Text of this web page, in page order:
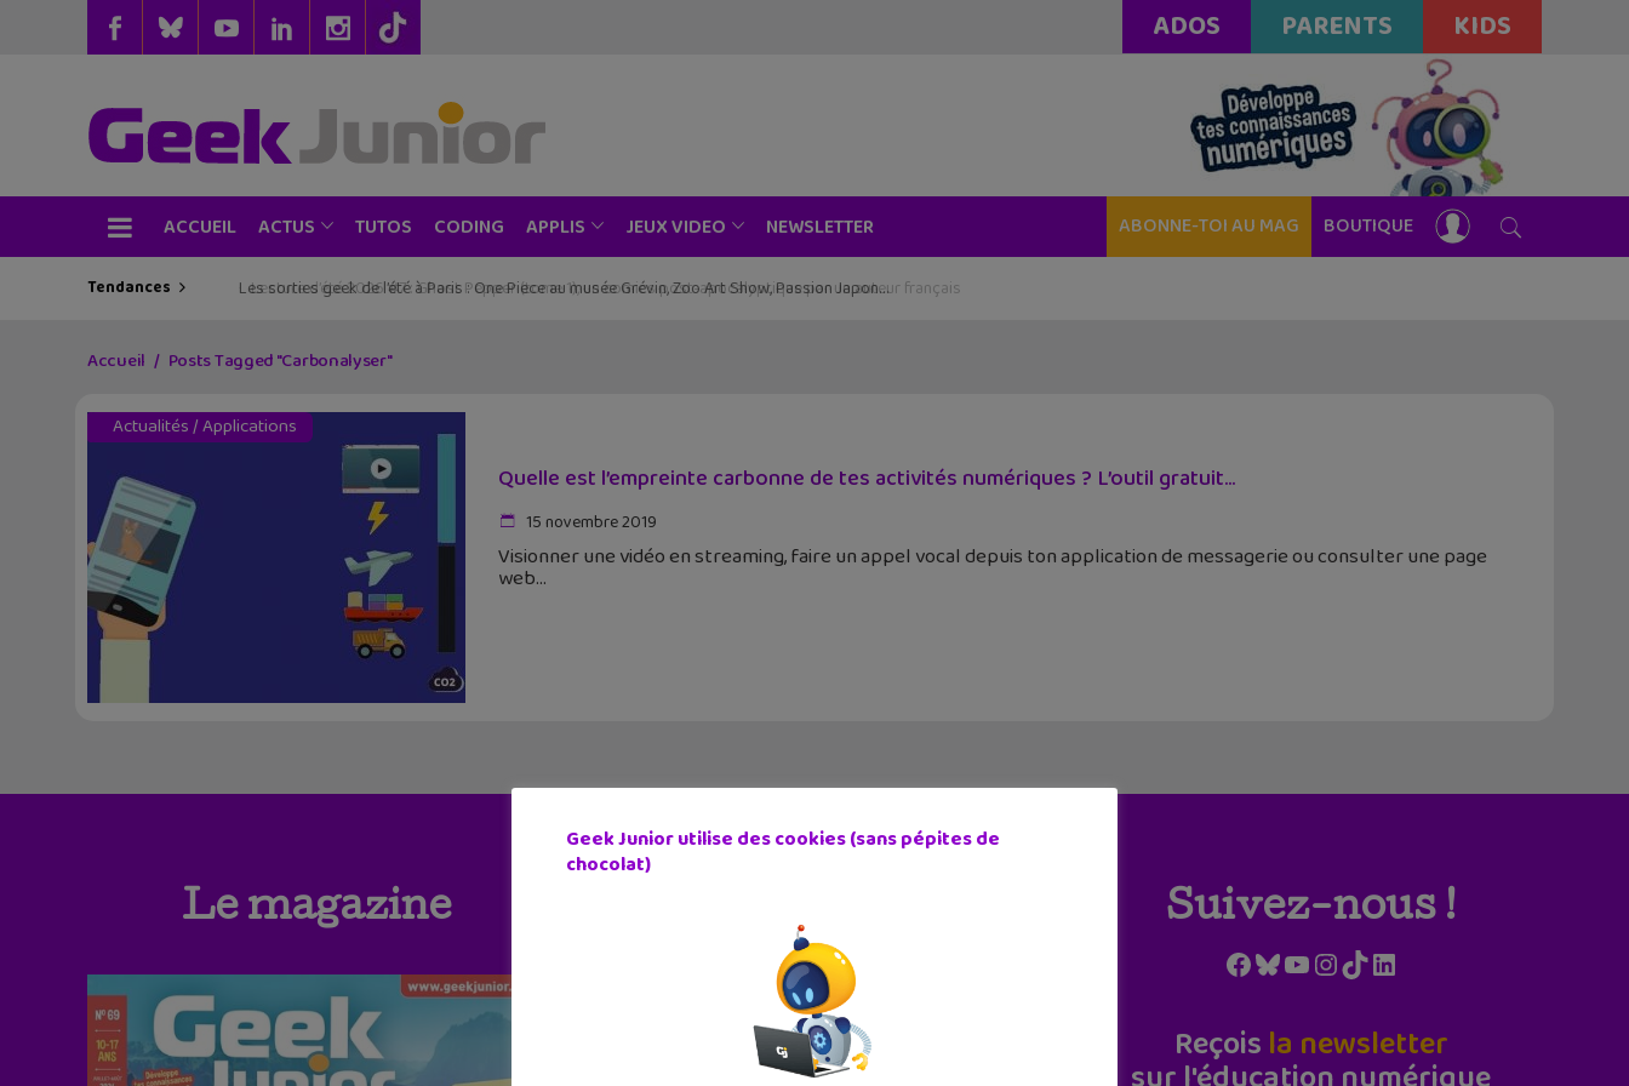
ADOS PARENTS KIDS
ACCUEIL ACTUS TUTOS CODING APPLIS JEUX VIDEO NEWSLETTER ABONNE-TOI AU MAG BOUTIQUE
Tendances Les sorties geek de l’été à Paris : One Piece au musée Grévin, Zoo Art Show, Passion Japon…
Accueil Posts Tagged "Carbonalyser"
Actualités/Applications
Quelle est l’empreinte carbonne de tes activités numériques ? L’outil gratuit...
15 novembre 2019
Visionner une vidéo en streaming, faire un appel vocal depuis ton application de messagerie ou consulter une page
web
Le magazine Suivez-nous !
Facebook
Bluesky
YouTube
Instagram
TikTokLinkedIn
Reçois la newsletter
Geek Junior utilise des cookies (sans pépites de
chocolat)